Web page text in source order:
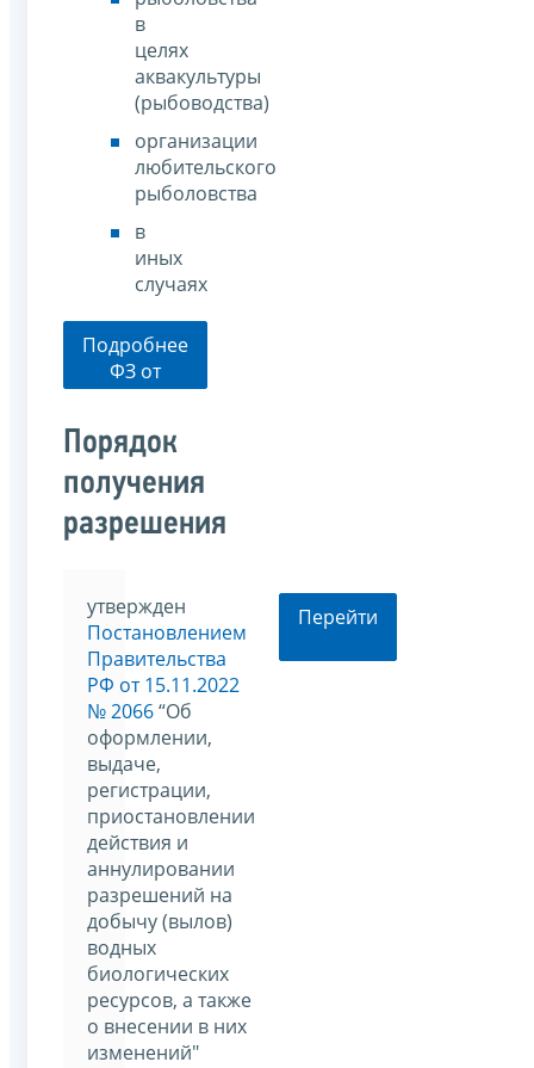
в
целях
аквакультуры
(рыбоводства)
организации
любительского
рыболовства
в
иных
случаях
Подробнее
ФЗ от
20.12.2004
Порядок
получения
разрешения
утвержден
Постановлением
Правительства
РФ от 15.11.2022
№ 2066“Об
оформлении,
выдаче,
регистрации,
приостановлении
действия и
аннулировании
разрешений на
добычу (вылов)
водных
биологических
ресурсов, а также
о внесении в них
изменений"
Перейти